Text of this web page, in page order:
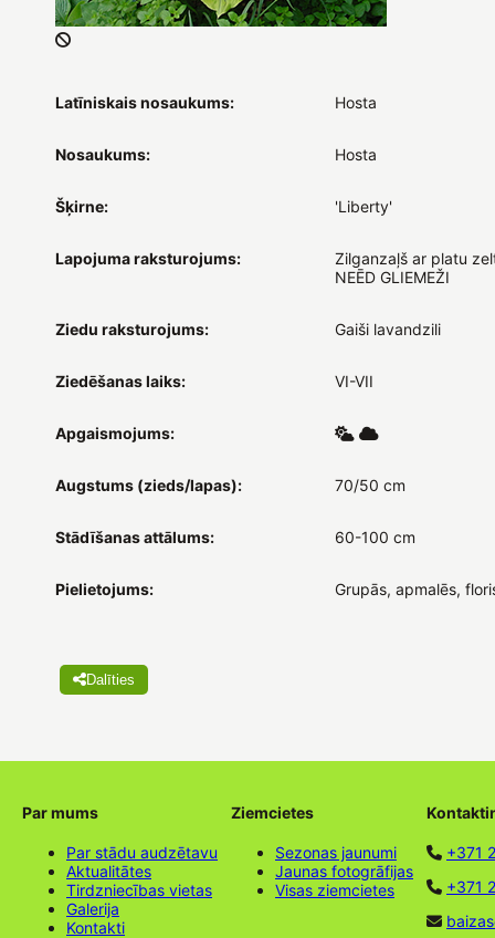
Latīniskais nosaukums: Hosta
Nosaukums: Hosta
Šķirne: 'Liberty'
Lapojuma raksturojums:
Zilganzaļš ar platu
NEĒD GLIEMEŽI
Ziedu raksturojums: Gaiši lavandzili
Ziedēšanas laiks: VI-VII
Apgaismojums:
Augstums (zieds/lapas): 70/50 cm
Stādīšanas attālums: 60-100 cm
Pielietojums: Grupās, apmalēs,
Dalīties
Par mums
Par stādu audzētavu
Aktualitātes
Tirdzniecības vietas
Galerija
Kontakti
Ziemcietes
Sezonas jaunumi
Jaunas fotogrāfijas
Visas ziemcietes
+371
+371